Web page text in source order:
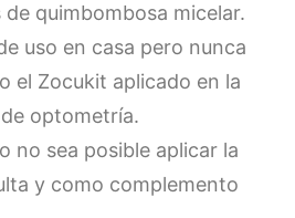
quimbombosa micelar.
uso en casa pero nunca
el Zocukit aplicado en la
optometría.
no sea posible aplicar la
y como complemento